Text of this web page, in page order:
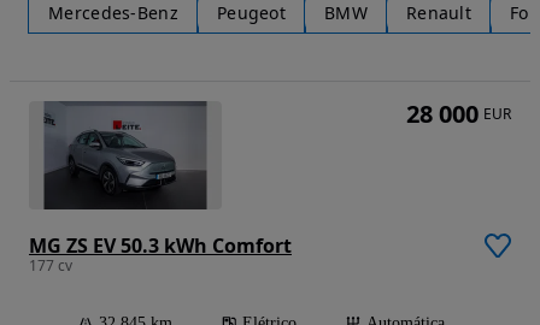
Mercedes-Benz Peugeot BMW Renault
MG ZS EV 50.3 kWh Comfort
177 cv
28 000 EUR